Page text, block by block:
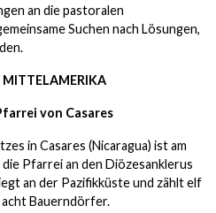
an die pastoralen
Suchen nach Lösungen,
MITTELAMERIKA
von Casares
in Casares (Nicaragua) ist am
Pfarrei an den Diözesanklerus
an der Pazifikküste und zählt elf
Bauerndörfer.